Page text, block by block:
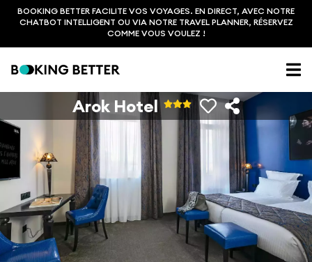
BOOKING BETTER FACILITE VOS VOYAGES. EN DIRECT, AVEC NOTRE
CHATBOT INTELLIGENT OU VIA NOTRE TRAVEL PLANNER, RÉSERVEZ
COMME VOUS VOULEZ !
Arok Hotel